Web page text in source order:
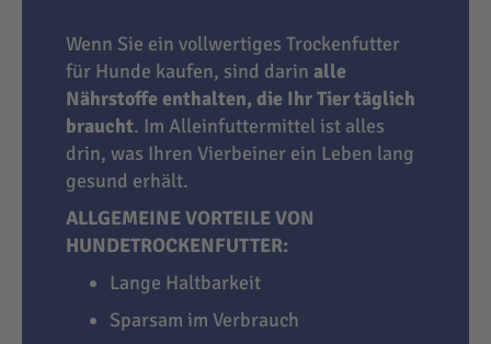
Wenn Sie ein vollwertiges Trockenfutter
für Hunde kaufen, sind darin alle
Nährstoffe enthalten, die Ihr Tier täglich
braucht. Im Alleinfuttermittel ist alles
drin, was Ihren Vierbeiner ein Leben lang
gesund erhält.
ALLGEMEINE VORTEILE VON
HUNDETROCKENFUTTER:
Lange Haltbarkeit
Sparsam im Verbrauch